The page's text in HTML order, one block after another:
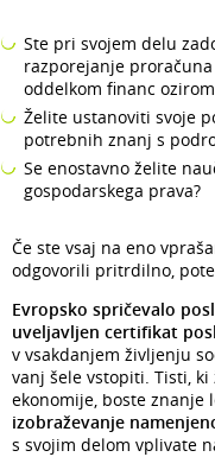
Ste pri svojem delu
razporejanje
oddelkom financ
Želite ustanoviti svoje
potrebnih znanj s
Se enostavno želite
gospodarskega prava?
Če ste vsaj na eno
odgovorili pritrdilno,
Evropsko spričevalo
uveljavljen certifikat
v vsakdanjem življenju
vanj šele vstopiti. Tisti,
ekonomije, boste znanje
izobraževanje
s svojim delom vplivate